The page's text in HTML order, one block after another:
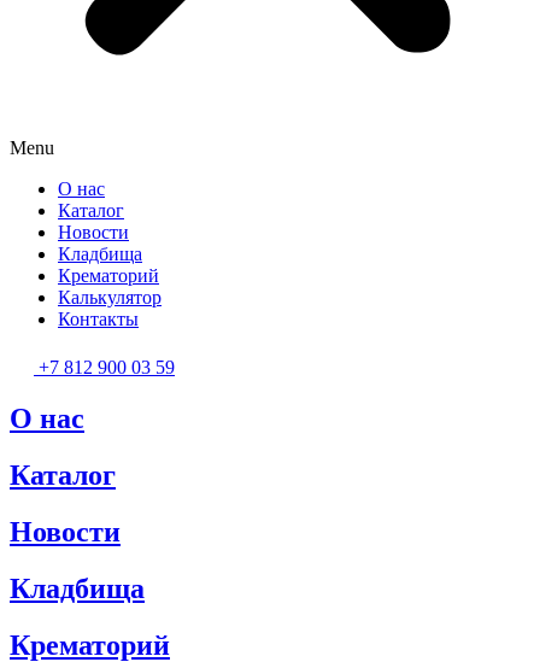
Menu
О нас
Каталог
Новости
Кладбища
Крематорий
Калькулятор
Контакты
+7 812 900 03 59
О нас
Каталог
Новости
Кладбища
Крематорий